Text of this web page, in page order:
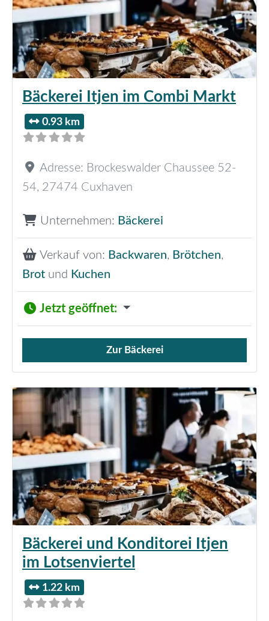
Bäckerei Itjen im Combi Markt
0.93 km
Adresse: Brockeswalder Chaussee 52-
54, 27474 Cuxhaven
Unternehmen: Bäckerei
Verkauf von: Backwaren, Brötchen,
Brot und Kuchen
Jetzt geöffnet:
Verkauf von Brötchen,
Zur Bäckerei
Bäckerei und Konditorei Itjen
im Lotsenviertel
1.22 km